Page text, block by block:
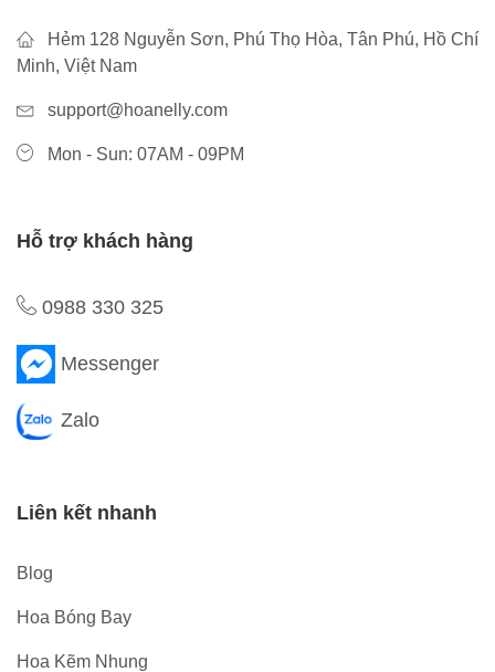
Hẻm 128 Nguyễn Sơn, Phú Thọ Hòa, Tân Phú, Hồ Chí
Minh, Việt Nam
support@hoanelly.com
Mon - Sun: 07AM - 09PM
Hỗ trợ khách hàng
0988 330 325
Messenger
Zalo
Liên kết nhanh
Blog
Hoa Bóng Bay
Hoa Kẽm Nhung